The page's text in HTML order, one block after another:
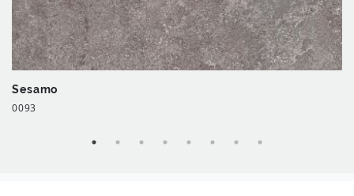
Sesamo
0093